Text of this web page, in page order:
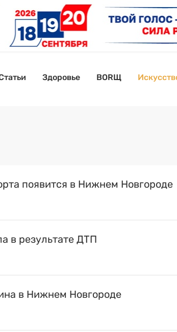
Здоровье BORЩ
появится в Нижнем Новгороде
в результате ДТП
в Нижнем Новгороде